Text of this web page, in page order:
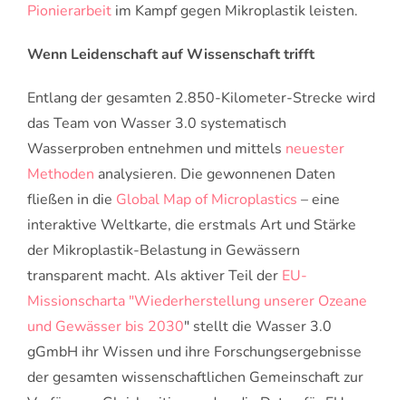
Pionierarbeit im Kampf gegen Mikroplastik leisten.
Wenn Leidenschaft auf Wissenschaft trifft
Entlang der gesamten 2.850-Kilometer-Strecke wird
das Team von Wasser 3.0 systematisch
Wasserproben entnehmen und mittels neuester
Methoden analysieren. Die gewonnenen Daten
fließen in die Global Map of Microplastics – eine
interaktive Weltkarte, die erstmals Art und Stärke
der Mikroplastik-Belastung in Gewässern
transparent macht. Als aktiver Teil der EU-
Missionscharta "Wiederherstellung unserer Ozeane
und Gewässer bis 2030" stellt die Wasser 3.0
gGmbH ihr Wissen und ihre Forschungsergebnisse
der gesamten wissenschaftlichen Gemeinschaft zur